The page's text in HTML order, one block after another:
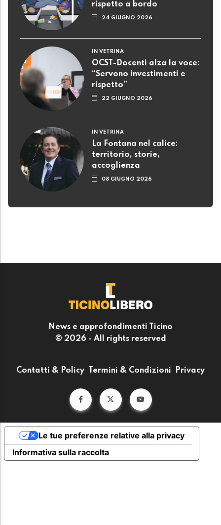
rispetto a bordo
24 GIUGNO 2026
IN VETRINA
OCST-Docenti alza la voce:
“Servono investimenti e
rispetto”
22 GIUGNO 2026
IN VETRINA
La Fontana nel calice:
territorio, storie,
accoglienza
08 GIUGNO 2026
News e approfondimenti Ticino
© 2026 - All rights reserved
Contatti & Policy Termini & Condizioni Privacy
Informativa sulla raccolta
Le tue preferenze relative alla privacy